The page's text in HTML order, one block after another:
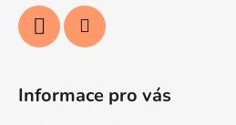
Informace pro vás